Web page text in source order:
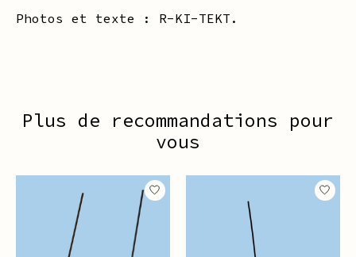
Photos et texte : R-KI-TEKT.
Plus de recommandations pour
vous
Articles du carrousel de produits